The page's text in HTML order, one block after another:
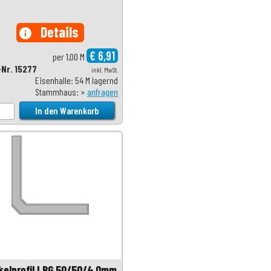
info Details
per 1,00 M € 6,91
inkl. MwSt.
15277
Eisenhalle: 54 M lagernd
Stammhaus: » anfragen